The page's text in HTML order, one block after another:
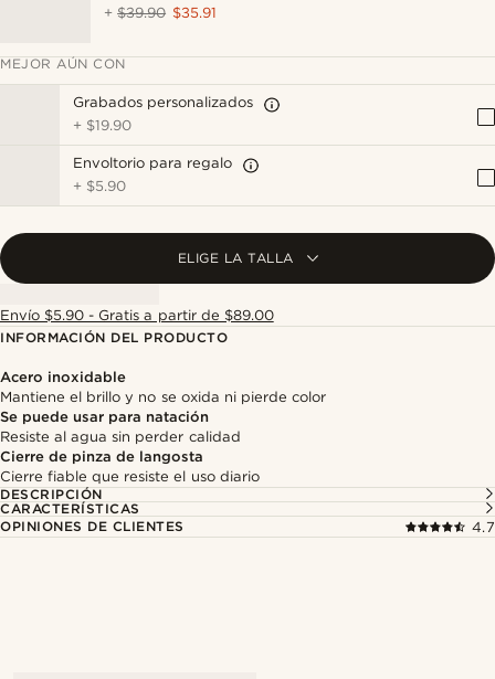
+$39.90 $35.91
MEJOR AÚN CON
Grabados personalizados
+ $19.90
Envoltorio para regalo
+ $5.90
ELIGE LA TALLA
Envío $5.90 - Gratis a partir de $89.00
INFORMACIÓN DEL PRODUCTO
Acero inoxidable
Mantiene el brillo y no se oxida ni pierde color
Se puede usar para natación
Resiste al agua sin perder calidad
Cierre de pinza de langosta
Cierre fiable que resiste el uso diario
DESCRIPCIÓN
CARACTERÍSTICAS
OPINIONES DE CLIENTES
4.7